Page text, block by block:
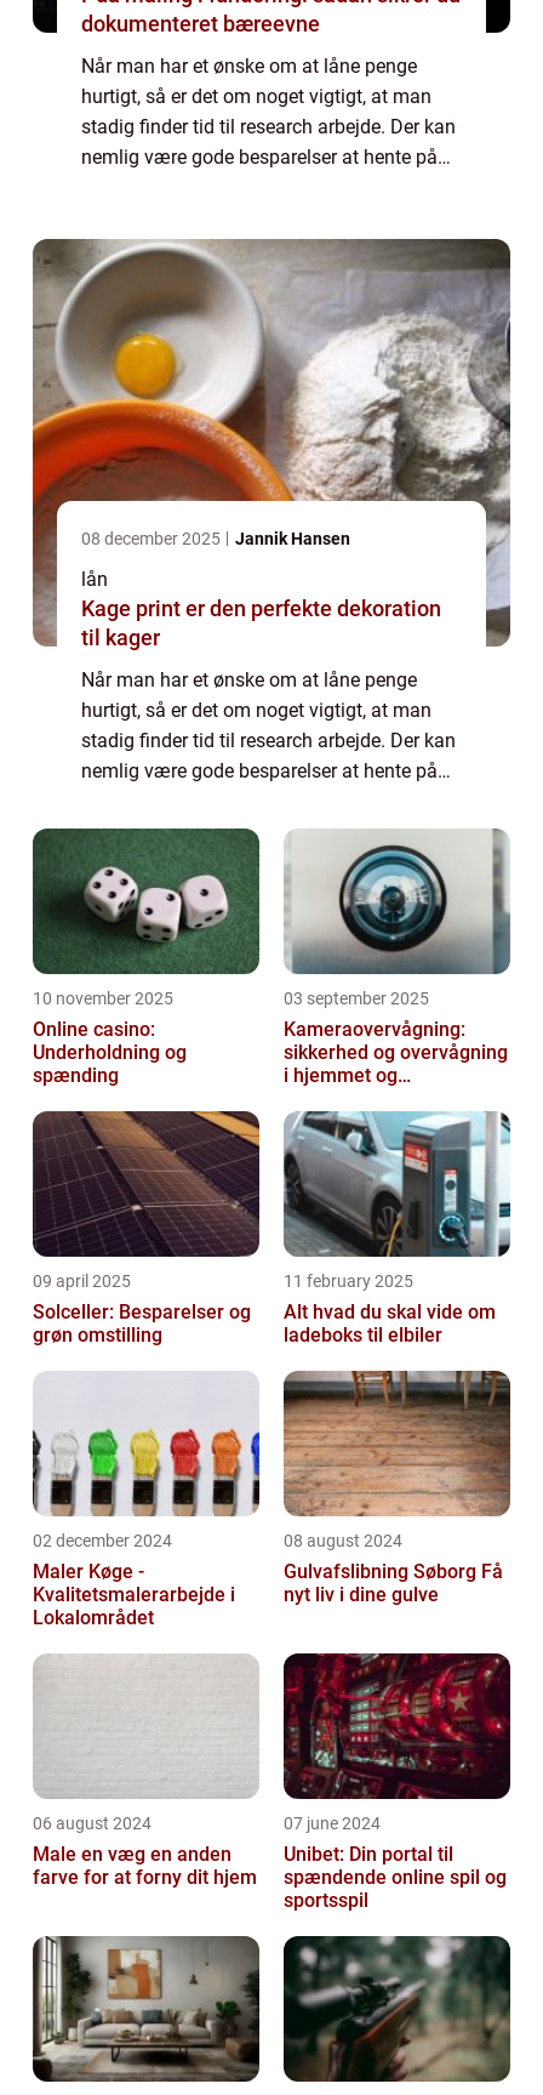
dokumenteret bæreevne
Når man har et ønske om at låne penge
hurtigt, så er det om noget vigtigt, at man
stadig finder tid til research arbejde. Der kan
nemlig være gode besparelser at hente på
08 december 2025 Jannik Hansen
lån
Kage print er den perfekte dekoration
til kager
Når man har et ønske om at låne penge
hurtigt, så er det om noget vigtigt, at man
stadig finder tid til research arbejde. Der kan
nemlig være gode besparelser at hente på
Her har man nemlig mulighed for...
10 november 2025
Online casino:
Underholdning og
spænding
03 september 2025
Kameraovervågning:
sikkerhed og overvågning
i hjemmet og
09 april 2025
Solceller: Besparelser og
grøn omstilling
11 february 2025
Alt hvad du skal vide om
ladeboks til elbiler
02 december 2024
Maler Køge -
Kvalitetsmalerarbejde i
Lokalområdet
08 august 2024
Gulvafslibning Søborg Få
nyt liv i dine gulve
06 august 2024
Male en væg en anden
farve for at forny dit hjem
07 june 2024
Unibet: Din portal til
spændende online spil og
sportsspil